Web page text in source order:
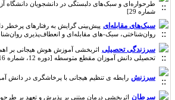
شماره 29]
سبک‌های مقابله‌ای پیش‌بینی گرایش به رفتارهای پرخطر
روان‌شناختی، سبک-های مقابله‌ای و انعطاف‌پذیری روان‌شناختی [دوره 6،
سرزندگی تحصیلی اثربخشی آموزش هوش هیجانی بر
تحصیلی دانش آموزان مقطع متوسطه [دوره 12، شماره 16]
سرزنش رابطه ی تنظیم هیجانی با پرخاشگری در دانش آموزان [دوره
سرطان اثربخشی درمان مبتنی بر پذیرش و تعهد بر